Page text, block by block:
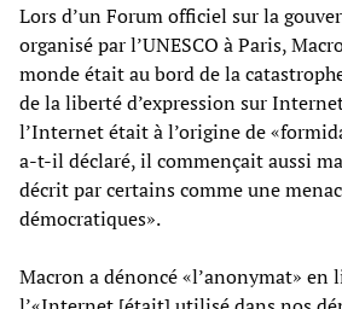
Lors d’un Forum officiel sur la
organisé par l’UNESCO à Paris,
monde était au bord de la
de la liberté d’expression sur
l’Internet était à l’origine de
a-t-il déclaré, il commençait aussi
décrit par certains comme une
démocratiques».
Macron a dénoncé «l’anonymat» en